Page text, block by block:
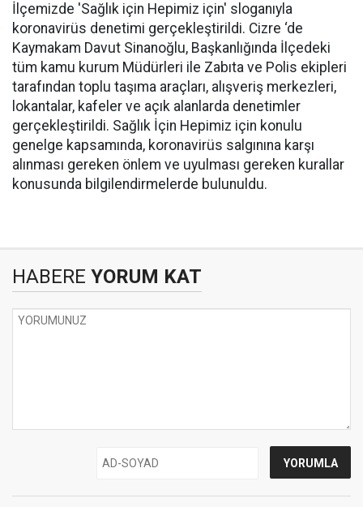
İlçemizde 'Sağlık için Hepimiz için' sloganıyla
koronavirüs denetimi gerçekleştirildi. Cizre ‘de
Kaymakam Davut Sinanoğlu, Başkanlığında İlçedeki
tüm kamu kurum Müdürleri ile Zabıta ve Polis ekipleri
tarafından toplu taşıma araçları, alışveriş merkezleri,
lokantalar, kafeler ve açık alanlarda denetimler
gerçekleştirildi. Sağlık İçin Hepimiz için konulu
genelge kapsamında, koronavirüs salgınına karşı
alınması gereken önlem ve uyulması gereken kurallar
konusunda bilgilendirmelerde bulunuldu.
HABERE YORUM KAT